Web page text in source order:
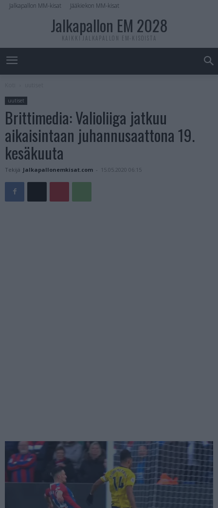
Jalkapallon MM-kisat Jääkiekon MM-kisat
Jalkapallon EM 2028
KAIKKI JALKAPALLON EM-KISOISTA
uutiset
Brittimedia: Valioliiga jatkuu
aikaisintaan juhannusaattona 19.
kesäkuuta
Tekijä Jalkapallonemkisat.com - 15.05.2020 06:15